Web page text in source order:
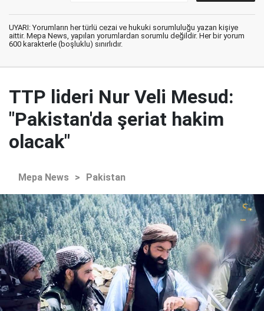
UYARI: Yorumların her türlü cezai ve hukuki sorumluluğu yazan kişiye
aittir. Mepa News, yapılan yorumlardan sorumlu değildir. Her bir yorum
600 karakterle (boşluklu) sınırlıdır.
TTP lideri Nur Veli Mesud:
"Pakistan'da şeriat hakim
olacak"
Mepa News > Pakistan